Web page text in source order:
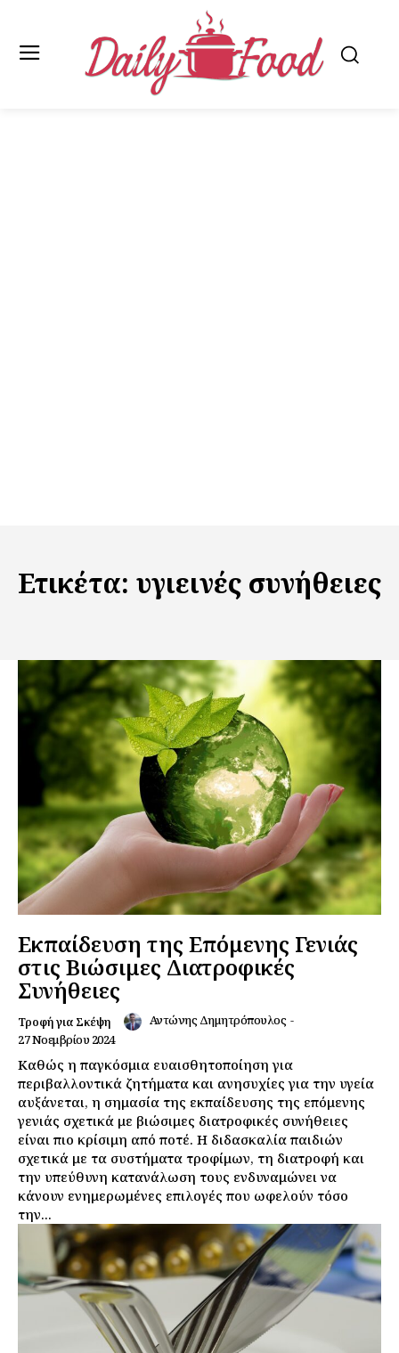
Ετικέτα: υγιεινές συνήθειες
Εκπαίδευση της Επόμενης Γενιάς
στις Βιώσιμες Διατροφικές
Συνήθειες
Τροφή για Σκέψη Αντώνης Δημητρόπουλος -
27 Νοεμβρίου 2024
Καθώς η παγκόσμια ευαισθητοποίηση για
περιβαλλοντικά ζητήματα και ανησυχίες για την υγεία
αυξάνεται, η σημασία της εκπαίδευσης της επόμενης
γενιάς σχετικά με βιώσιμες διατροφικές συνήθειες
είναι πιο κρίσιμη από ποτέ. Η διδασκαλία παιδιών
σχετικά με τα συστήματα τροφίμων, τη διατροφή και
την υπεύθυνη κατανάλωση τους ενδυναμώνει να
κάνουν ενημερωμένες επιλογές που ωφελούν τόσο
την...